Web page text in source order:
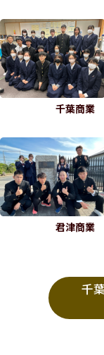
千葉商業
君津商業
千